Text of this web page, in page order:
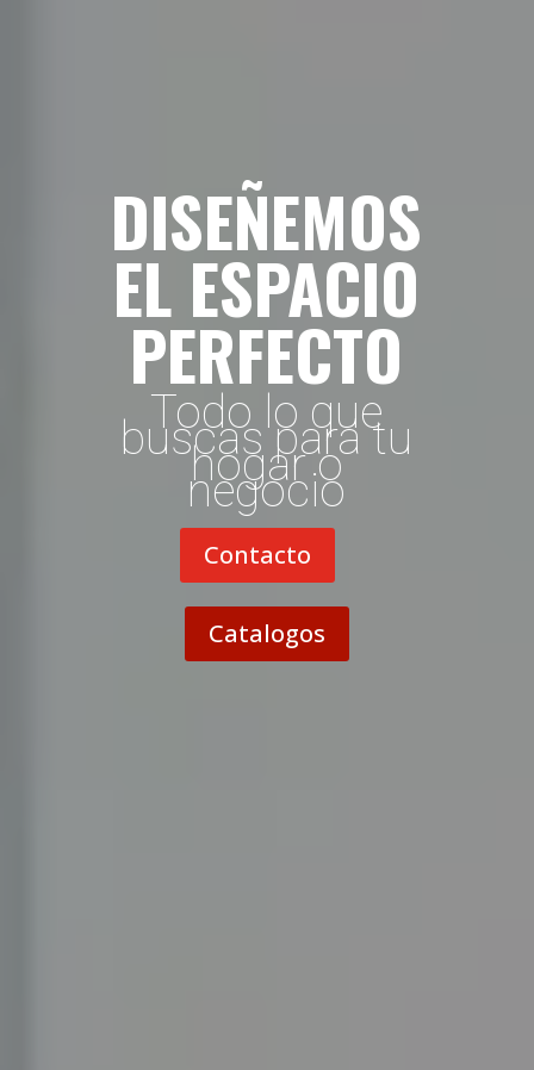
DISEÑEMOS
EL ESPACIO
PERFECTO
Todo lo que
buscas para tu
hogar o
negocio
Contacto
Catalogos